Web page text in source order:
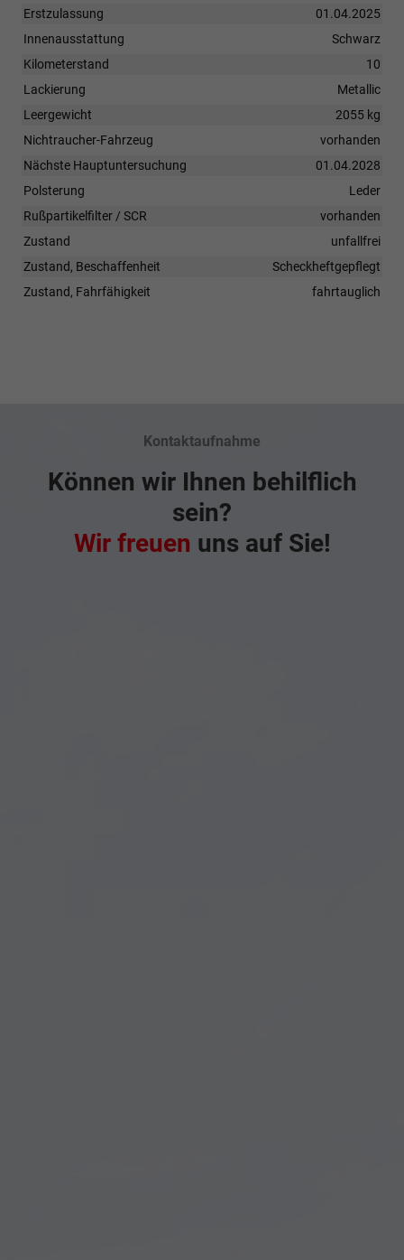
Erstzulassung
01.04.2025
Innenausstattung
Schwarz
Kilometerstand
10
Lackierung
Metallic
Leergewicht
2055 kg
Nichtraucher-Fahrzeug
vorhanden
Nächste Hauptuntersuchung
01.04.2028
Polsterung
Leder
Rußpartikelfilter / SCR
vorhanden
Zustand
unfallfrei
Zustand, Beschaffenheit
Scheckheftgepflegt
Zustand, Fahrfähigkeit
fahrtauglich
Kontaktaufnahme
Können wir Ihnen behilflich
sein?
Wir freuen uns auf Sie!